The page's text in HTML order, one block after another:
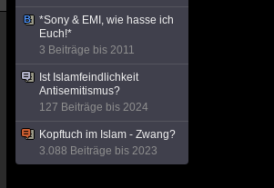
*Sony & EMI, wie hasse ich
Euch!*
3 Beiträge bis 2011
Ist Islamfeindlichkeit
Antisemitismus?
127 Beiträge bis 2024
Kopftuch im Islam - Zwang?
3.088 Beiträge bis 2023